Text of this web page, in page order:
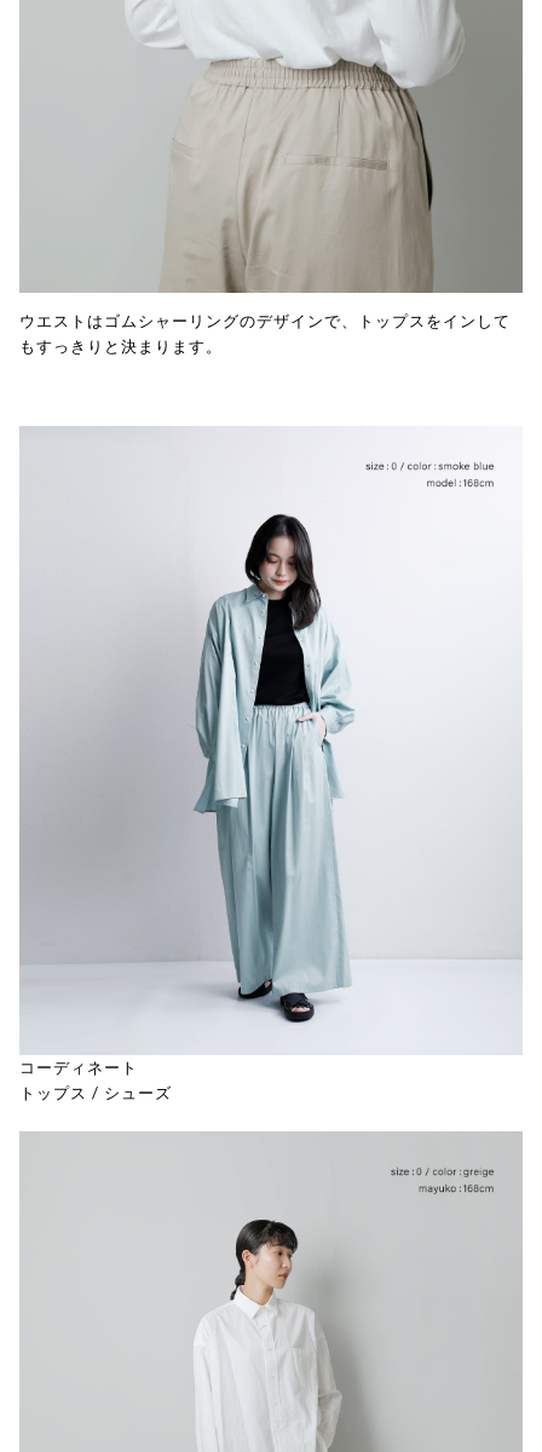
ウエストはゴムシャーリングのデザインで、トップスをインして
もすっきりと決まります。
コーディネート
トップス / シューズ